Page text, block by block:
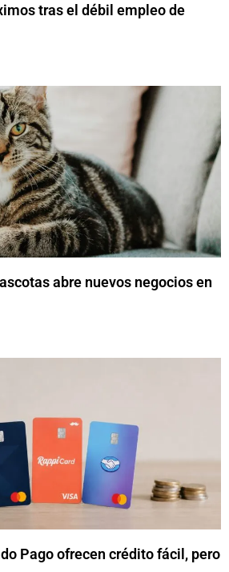
tras el débil empleo de
abre nuevos negocios en
Pago ofrecen crédito fácil, pero